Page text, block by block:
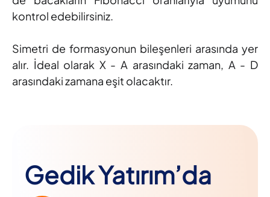
kontrol edebilirsiniz.
Simetri de formasyonun bileşenleri arasında yer
alır. İdeal olarak X - A arasındaki zaman, A - D
arasındaki zamana eşit olacaktır.
Gedik Yatırım’da